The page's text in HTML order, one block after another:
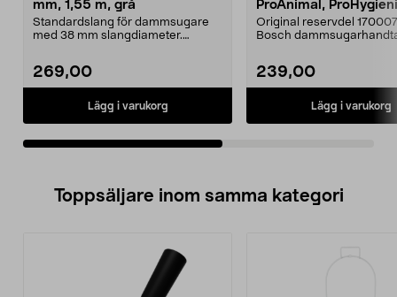
mm, 1,55 m, grå
Standardslang för dammsugare
med 38 mm slangdiameter.
269,00
Lägg i varukorg
ProAnimal,
Original reservdel
Bosch
239,00
Lägg i varukorg
Toppsäljare inom samma kategori